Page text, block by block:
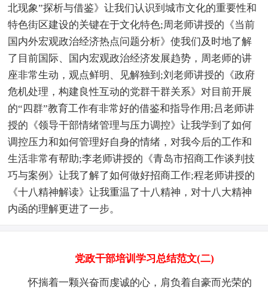
北现象”探析与借鉴》让我们认识到城市文化的重要性和
特色街区建设的关键在于文化特色;周老师讲授的《当前
国内外宏观政治经济热点问题分析》使我们及时地了解
了目前国际、国内宏观政治经济发展趋势，周老师的讲
座非常生动，观点鲜明、见解独到;刘老师讲授的《政府
危机处理，构建良性互动的党群干群关系》对目前开展
的“四群”教育工作有非常好的借鉴和指导作用;吕老师讲
授的《领导干部情绪管理与压力调控》让我学到了如何
调控压力和如何管理好自身的情绪，对我今后的工作和
生活非常有帮助;李老师讲授的《青岛市招商工作谈判技
巧与案例》让我了解了如何做好招商工作;程老师讲授的
《十八精神解读》让我重温了十八精神，对十八大精神
内函的理解更进了一步。
党政干部培训学习总结范文(二)
怀揣着一颗兴奋而虔诚的心，肩负着自豪而光荣的